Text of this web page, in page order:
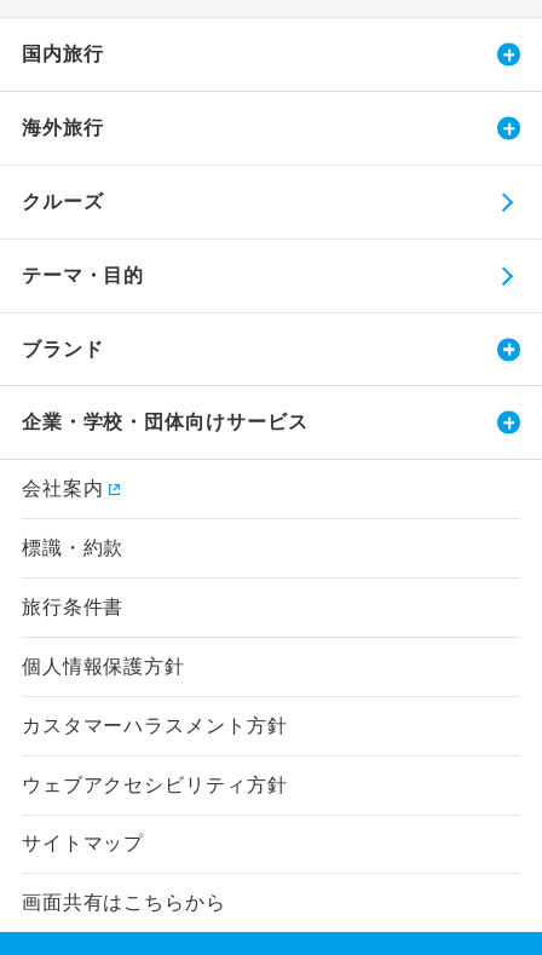
国内旅行
海外旅行
クルーズ
テーマ・目的
ブランド
企業・学校・団体向けサービス
会社案内
標識・約款
旅行条件書
個人情報保護方針
カスタマーハラスメント方針
ウェブアクセシビリティ方針
サイトマップ
画面共有はこちらから